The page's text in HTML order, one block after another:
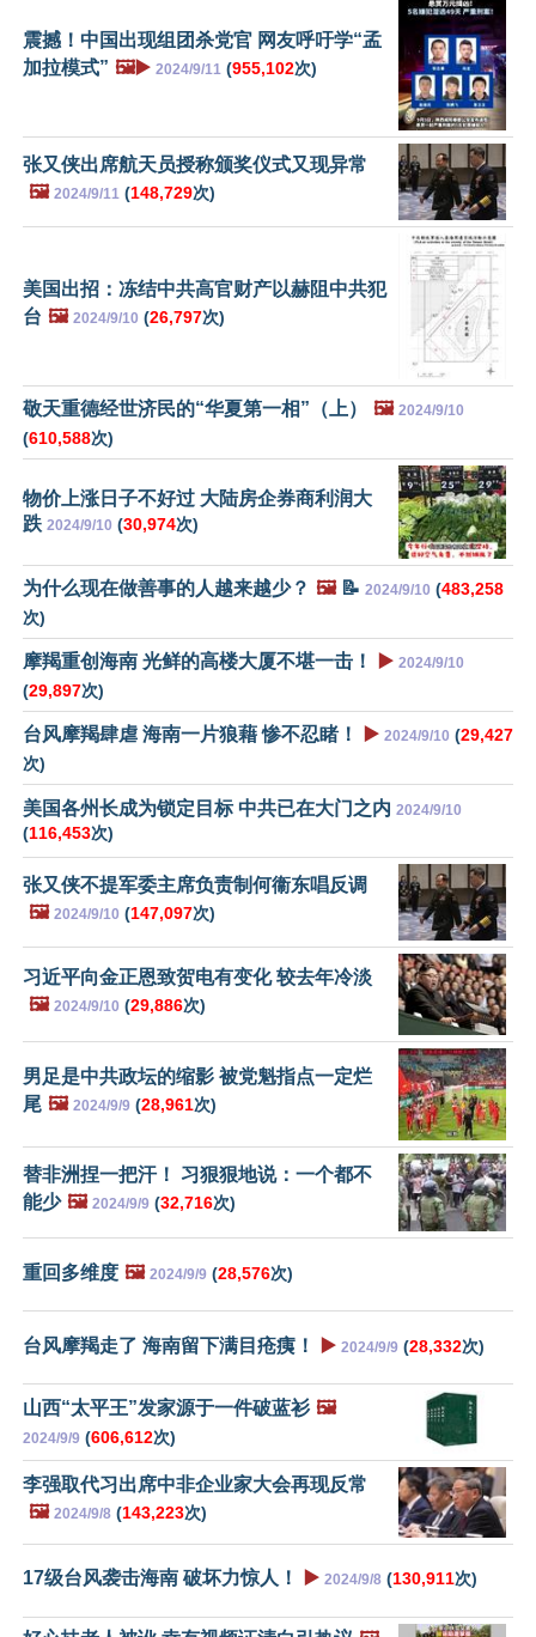
震撼！中国出现组团杀党官 网友呼吁学“孟
加拉模式” 🖼️▶️ 2024/9/11 (955,102次)
张又侠出席航天员授称颁奖仪式又现异常
🖼️ 2024/9/11 (148,729次)
美国出招：冻结中共高官财产以赫阻中共犯
台 🖼️ 2024/9/10 (26,797次)
敬天重德经世济民的“华夏第一相”（上） 🖼️ 2024/9/10
(610,588次)
物价上涨日子不好过 大陆房企券商利润大
跌 2024/9/10 (30,974次)
为什么现在做善事的人越来越少？ 🖼️📝 2024/9/10 (483,258
次)
摩羯重创海南 光鲜的高楼大厦不堪一击！ ▶️ 2024/9/10
(29,897次)
台风摩羯肆虐 海南一片狼藉 惨不忍睹！ ▶️ 2024/9/10 (29,427
次)
美国各州长成为锁定目标 中共已在大门之内 2024/9/10
(116,453次)
张又侠不提军委主席负责制何衞东唱反调
🖼️ 2024/9/10 (147,097次)
习近平向金正恩致贺电有变化 较去年冷淡
🖼️ 2024/9/10 (29,886次)
男足是中共政坛的缩影 被党魁指点一定烂
尾 🖼️ 2024/9/9 (28,961次)
替非洲捏一把汗！ 习狠狠地说：一个都不
能少 🖼️ 2024/9/9 (32,716次)
重回多维度 🖼️ 2024/9/9 (28,576次)
台风摩羯走了 海南留下满目疮痍！ ▶️ 2024/9/9 (28,332次)
山西“太平王”发家源于一件破蓝衫 🖼️
2024/9/9 (606,612次)
李强取代习出席中非企业家大会再现反常
🖼️ 2024/9/8 (143,223次)
17级台风袭击海南 破坏力惊人！ ▶️ 2024/9/8 (130,911次)